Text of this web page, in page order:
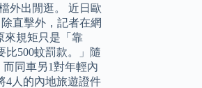
外出閒逛。 近日歐
直擊外，記者在網
來規矩只是「靠
比500蚊罰款。」隨
同車另1對年輕內
4人的內地旅遊證件